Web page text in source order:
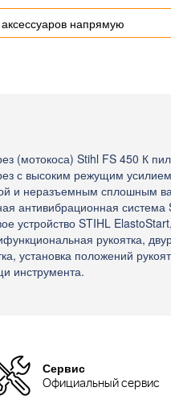
(мотокоса) Stihl FS 450 К
с высоким режущим
и неразъемным сплошным
антивибрационная система
устройство STIHL ElastoStart,
рукоятка,
установка положений
инструмента.
аксессуаров напрямую
Сервис
Официальный сервис